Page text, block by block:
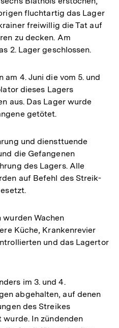
fluchtartig das Lager
freiwillig die Tat auf
zu decken. Am
2. Lager geschlossen.
am 4. Juni die vom 5. und
dieses Lagers
aus. Das Lager wurde
getötet.
und diensttuende
die Gefangenen
des Lagers. Alle
auf Befehl des Streik-
Wachen
Küche, Krankenrevier
und das Lagertor
im 3. und 4.
abgehalten, auf denen
des Streikes
In zündenden